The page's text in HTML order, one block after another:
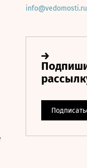
info@vedomosti.ru